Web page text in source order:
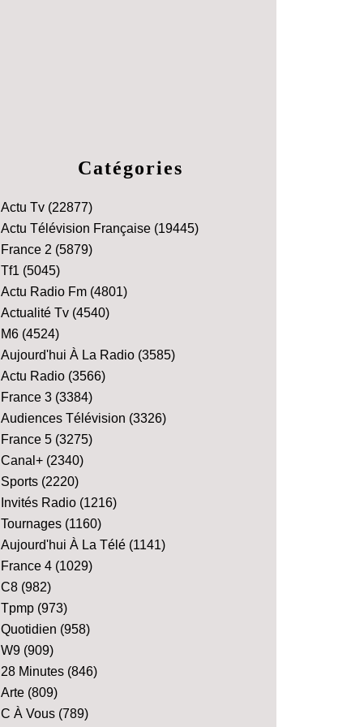
Catégories
Actu Tv (22877)
Actu Télévision Française (19445)
France 2 (5879)
Tf1 (5045)
Actu Radio Fm (4801)
Actualité Tv (4540)
M6 (4524)
Aujourd'hui À La Radio (3585)
Actu Radio (3566)
France 3 (3384)
Audiences Télévision (3326)
France 5 (3275)
Canal+ (2340)
Sports (2220)
Invités Radio (1216)
Tournages (1160)
Aujourd'hui À La Télé (1141)
France 4 (1029)
C8 (982)
Tpmp (973)
Quotidien (958)
W9 (909)
28 Minutes (846)
Arte (809)
C À Vous (789)